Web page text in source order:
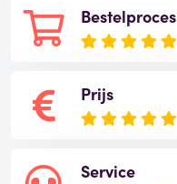
Bestelproces
Prijs
Service